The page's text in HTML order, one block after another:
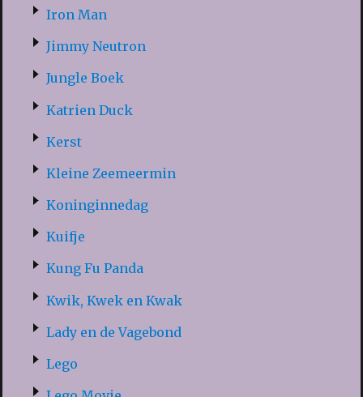
Iron Man
Jimmy Neutron
Jungle Boek
Katrien Duck
Kerst
Kleine Zeemeermin
Koninginnedag
Kuifje
Kung Fu Panda
Kwik, Kwek en Kwak
Lady en de Vagebond
Lego